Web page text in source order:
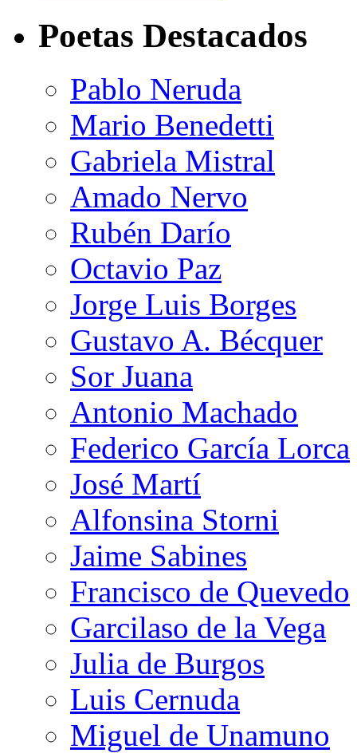
Poetas Destacados
Pablo Neruda
Mario Benedetti
Gabriela Mistral
Amado Nervo
Rubén Darío
Octavio Paz
Jorge Luis Borges
Gustavo A. Bécquer
Sor Juana
Antonio Machado
Federico García Lorca
José Martí
Alfonsina Storni
Jaime Sabines
Francisco de Quevedo
Garcilaso de la Vega
Julia de Burgos
Luis Cernuda
Miguel de Unamuno